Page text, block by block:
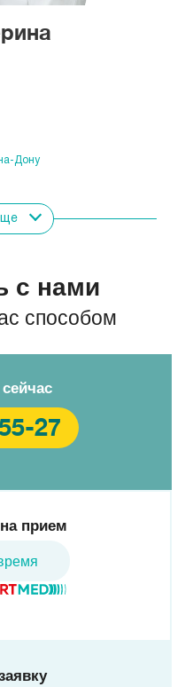
Дону
Сергеевна
с нами
способом
27
прием